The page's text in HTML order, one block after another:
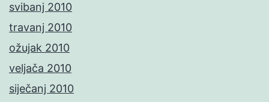
svibanj 2010
travanj 2010
ožujak 2010
veljača 2010
siječanj 2010